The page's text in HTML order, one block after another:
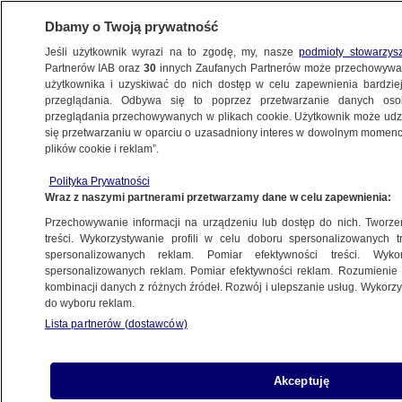
FAKTY PO FAKTACH
najszybciej "opylić" nasze narodowe
mienie
22.01.2024, 20:33
Udostępnij
Dbamy o Twoją prywatność
Jeśli użytkownik wyrazi na to zgodę, my, naszepodmioty
Partnerów IAB oraz30 innych Zaufanych Partnerów może
użytkownika i uzyskiwać do nich dostęp w celu zapewnienia
przeglądania. Odbywa się to poprzez przetwarzanie danych
przeglądania przechowywanych w plikach cookie. Użytkownik może
się przetwarzaniu w oparciu o uzasadniony interes w dowolnym
plików cookie i reklam”.
Polityka Prywatności
Wraz z naszymi partnerami przetwarzamy dane w celu zapewnienia:
Przechowywanie informacji na urządzeniu lub dostęp do nich.
treści. Wykorzystywanie profili w celu doboru spersonalizowanych
spersonalizowanych reklam. Pomiar efektywności treści.
spersonalizowanych reklam. Pomiar efektywności reklam.
kombinacji danych z różnych źródeł. Rozwój i ulepszanie usług.
do wyboru reklam.
Lista partnerów (dostawców)
Akceptuję